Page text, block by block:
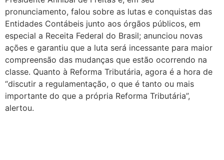
pronunciamento, falou sobre as lutas e conquistas das
Entidades Contábeis junto aos órgãos públicos, em
especial a Receita Federal do Brasil; anunciou novas
ações e garantiu que a luta será incessante para maior
compreensão das mudanças que estão ocorrendo na
classe. Quanto à Reforma Tributária, agora é a hora de
“discutir a regulamentação, o que é tanto ou mais
importante do que a própria Reforma Tributária”,
alertou.